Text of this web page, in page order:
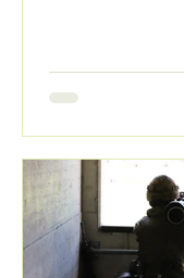
che partecipano
cena in comune.
non è coperta
ED. Dopo una
della nost